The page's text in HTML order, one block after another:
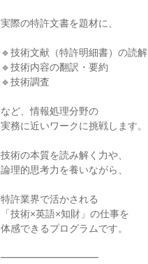
実際の特許文書を題材に、
🔹技術文献（特許明細書）の読解
🔹技術内容の翻訳・要約
🔹技術調査
など、情報処理分野の
実務に近いワークに挑戦します。
技術の本質を読み解く力や、
論理的思考力を養いながら、
特許業界で活かされる
「技術×英語×知財」の仕事を
体感できるプログラムです。
━━━━━━━━━━